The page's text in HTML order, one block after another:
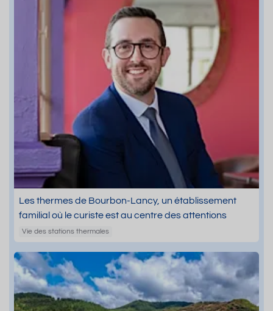
Les thermes de Bourbon-Lancy, un établissement
familial où le curiste est au centre des attentions
Vie des stations thermales